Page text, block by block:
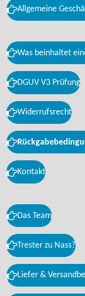
Allgemeine
Was beinhaltet
DGUV V3 Prüfung
Widerrufsrecht
Kontakt
Das Team
Trester zu Nass?
Liefer &